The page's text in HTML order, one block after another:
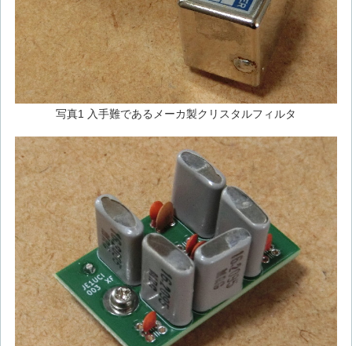
写真1 入手難であるメーカ製クリスタルフィルタ